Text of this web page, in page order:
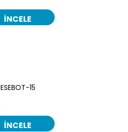
İNCELE
ESEBOT-15
İNCELE